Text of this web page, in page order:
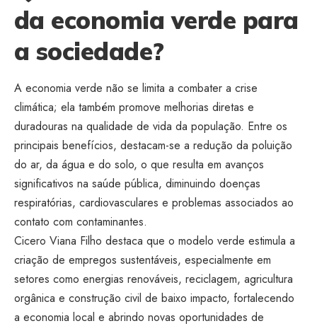
da economia verde para
a sociedade?
A economia verde não se limita a combater a crise
climática; ela também promove melhorias diretas e
duradouras na qualidade de vida da população. Entre os
principais benefícios, destacam-se a redução da poluição
do ar, da água e do solo, o que resulta em avanços
significativos na saúde pública, diminuindo doenças
respiratórias, cardiovasculares e problemas associados ao
contato com contaminantes.
Cicero Viana Filho destaca que o modelo verde estimula a
criação de empregos sustentáveis, especialmente em
setores como energias renováveis, reciclagem, agricultura
orgânica e construção civil de baixo impacto, fortalecendo
a economia local e abrindo novas oportunidades de